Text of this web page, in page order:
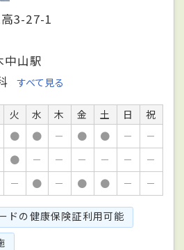
3-27-1
中山駅
すべて見る
火 水 木 金 土 日
祝
● ● － ● ● －
－
● － － － － －
－
－ ● － ● ● － －
ドの健康保険証利用可能